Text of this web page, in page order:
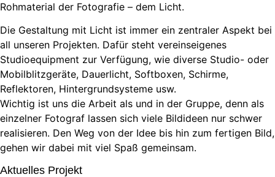
Rohmaterial der Fotografie – dem Licht.
Die Gestaltung mit Licht ist immer ein zentraler Aspekt bei
all unseren Projekten. Dafür steht vereinseigenes
Studioequipment zur Verfügung, wie diverse Studio- oder
Mobilblitzgeräte, Dauerlicht, Softboxen, Schirme,
Reflektoren, Hintergrundsysteme usw.
Wichtig ist uns die Arbeit als und in der Gruppe, denn als
einzelner Fotograf lassen sich viele Bildideen nur schwer
realisieren. Den Weg von der Idee bis hin zum fertigen Bild,
gehen wir dabei mit viel Spaß gemeinsam.
Aktuelles Projekt